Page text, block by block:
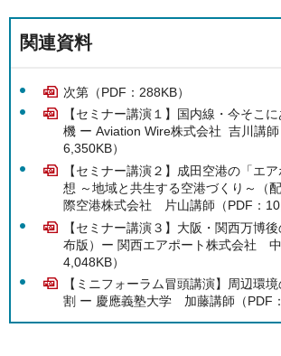
関連資料
次第（PDF：288KB）
【セミナー講演１】国内線・今そこ
機 ー Aviation Wire株式会社 吉川講師
6,350KB）
【セミナー講演２】成田空港の「エ
想 ～地域と共生する空港づくり～（
際空港株式会社 片山講師（PDF：
【セミナー講演３】大阪・関西万博
布版）ー 関西エアポート株式会社 中
4,048KB）
【ミニフォーラム冒頭講演】周辺環
割 ー 慶應義塾大学 加藤講師（PDF